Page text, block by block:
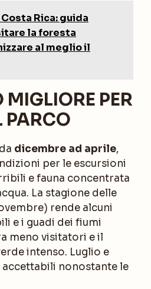
Rica: guida
la foresta
al meglio il
MIGLIORE PER
PARCO
dicembre ad aprile,
per le escursioni
e fauna concentrata
La stagione delle
rende alcuni
e i guadi dei fiumi
meno visitatori e il
intenso. Luglio e
nonostante le